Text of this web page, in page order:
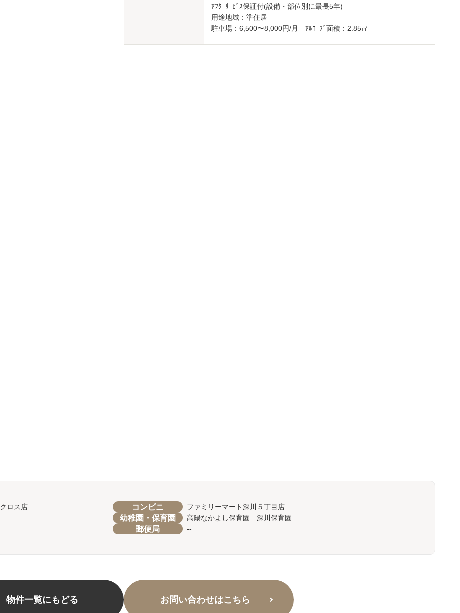
ｱﾌﾀｰｻｰﾋﾞｽ保証付(設備・部位別に最長5年)
用途地域：準住居
駐車場：6,500〜8,000円/月 ｱﾙｺｰﾌﾞ面積：2.85㎡
ロス店 コンビニ ファミリーマート深川５丁目店
幼稚園・保育園 高陽なかよし保育園 深川保育園
郵便局 --
物件一覧にもどる お問い合わせはこちら